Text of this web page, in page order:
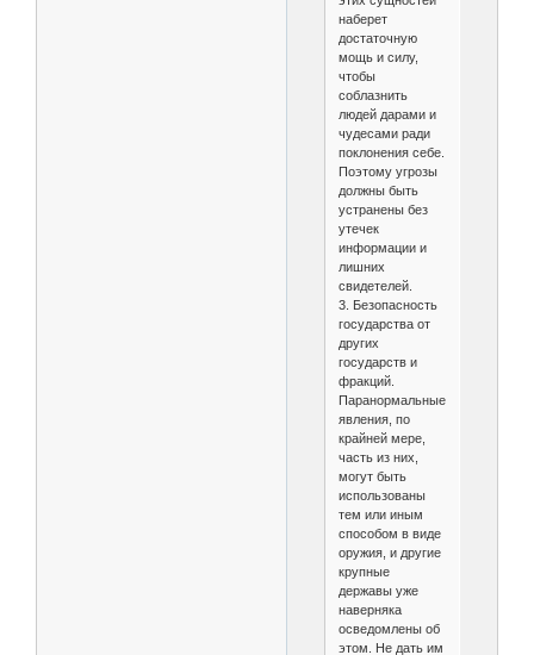
наберет
достаточную
мощь и силу,
чтобы
соблазнить
людей дарами и
чудесами ради
поклонения себе.
Поэтому угрозы
должны быть
устранены без
утечек
информации и
лишних
свидетелей.
3. Безопасность
государства от
других
государств и
фракций.
Паранормальные
явления, по
крайней мере,
часть из них,
могут быть
использованы
тем или иным
способом в виде
оружия, и другие
крупные
державы уже
наверняка
осведомлены об
этом. Не дать им